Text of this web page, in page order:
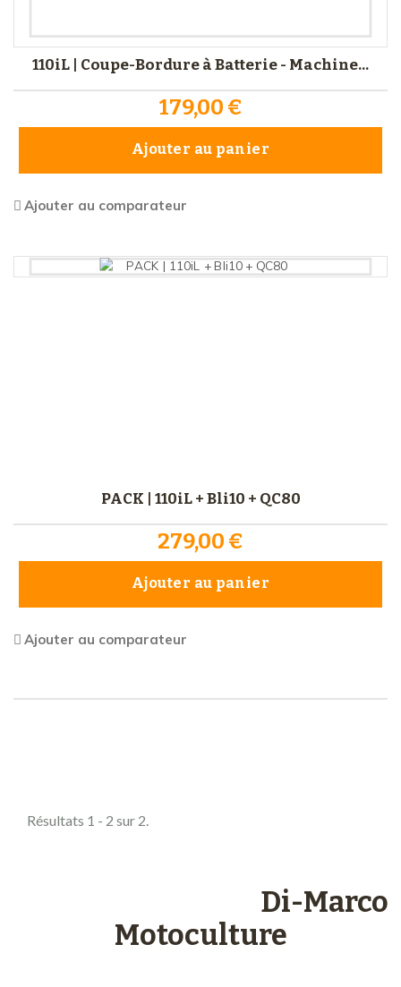
110iL | Coupe-Bordure à Batterie - Machine...
179,00 €
Ajouter au panier
Ajouter au comparateur
PACK | 110iL + Bli10 + QC80
279,00 €
Ajouter au panier
Ajouter au comparateur
Résultats 1 - 2 sur 2.
Di-Marco
Motoculture